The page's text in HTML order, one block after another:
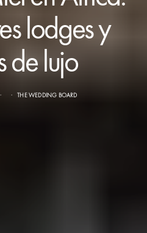
lodges y
de lujo
THE WEDDING BOARD